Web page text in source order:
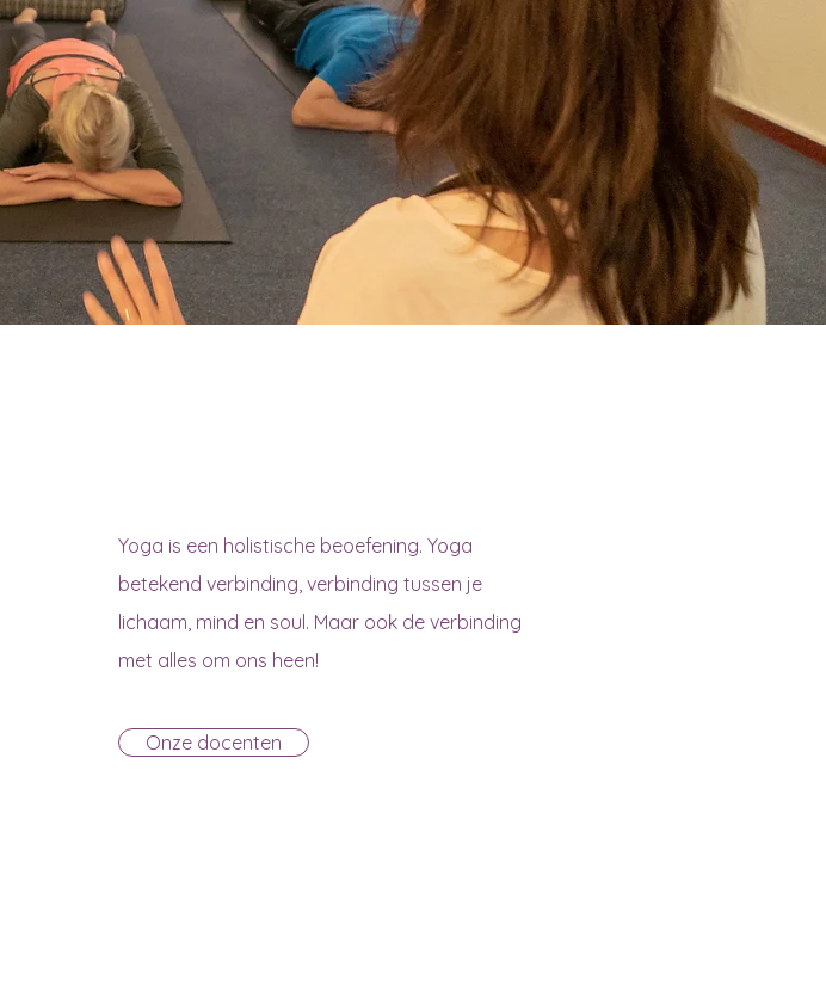
Yoga is een holistische beoefening. Yoga
betekend verbinding, verbinding tussen je
lichaam, mind en soul. Maar ook de verbinding
met alles om ons heen!
Onze docenten